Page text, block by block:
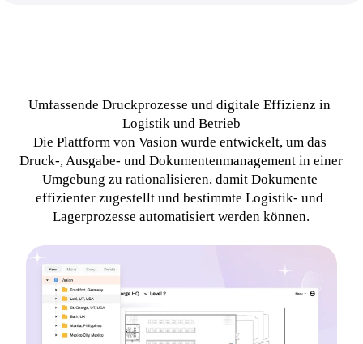
Umfassende Druckprozesse und digitale Effizienz in
Logistik und Betrieb
Die Plattform von Vasion wurde entwickelt, um das
Druck-, Ausgabe- und Dokumentenmanagement in einer
Umgebung zu rationalisieren, damit Dokumente
effizienter zugestellt und bestimmte Logistik- und
Lagerprozesse automatisiert werden können.